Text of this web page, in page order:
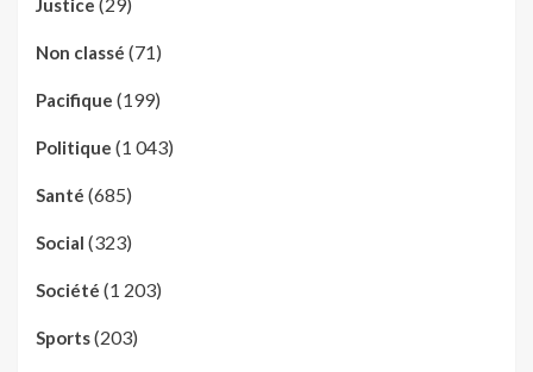
Justice
Non classé (71)
Pacifique (199)
Politique (1 043)
Santé (685)
Social (323)
Société (1 203)
Sports(203)